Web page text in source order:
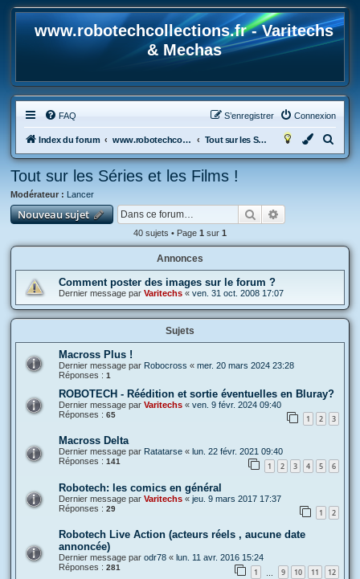
www.robotechcollections.fr - Varitechs
& Mechas
FAQ Connexion
S’enregistrer
Index du forum www.robotechcollections.fr - Robotech & Macross Toys French Forum !!! Tout sur les Séries et les Films !
e
h
r
Tout sur les Séries et les Films !
Modérateur : Lancer
Nouveau sujet Rechercher
40 sujets • Page 1 sur 1
Annonces
Comment poster des images sur le forum ?
Dernier message par Varitechs « ven. 31 oct. 2008 17:07
Sujets
Macross Plus !
Dernier message par Robocross « mer. 20 mars 2024 23:28
Réponses : 1
ROBOTECH - Réédition et sortie éventuelles en Bluray?
Dernier message par Varitechs « ven. 9 févr. 2024 09:40
Réponses : 65 1 2 3
Macross Delta
Dernier message par Ratatarse « lun. 22 févr. 2021 09:40
Réponses : 141 1 2 3 4 5 6
Robotech: les comics en général
Dernier message par Varitechs « jeu. 9 mars 2017 17:37
Réponses : 29 1 2
Robotech Live Action (acteurs réels , aucune date
annoncée)
Dernier message par odr78 « lun. 11 avr. 2016 15:24
Réponses : 281 1 9 10 11 12